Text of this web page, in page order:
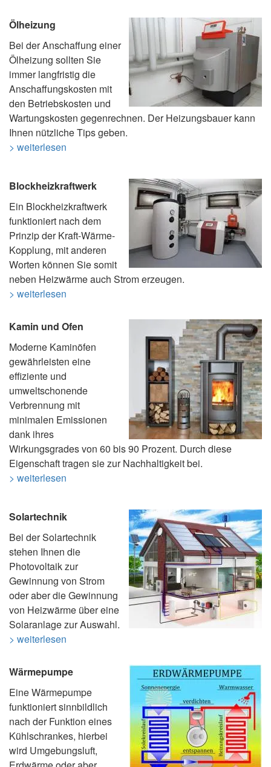
Ölheizung
Bei der Anschaffung einer
Ölheizung sollten Sie
immer langfristig die
Anschaffungskosten mit
den Betriebskosten und
Wartungskosten gegenrechnen. Der Heizungsbauer kann
Ihnen nützliche Tips geben.
> weiterlesen
Blockheizkraftwerk
Ein Blockheizkraftwerk
funktioniert nach dem
Prinzip der Kraft-Wärme-
Kopplung, mit anderen
Worten können Sie somit
neben Heizwärme auch Strom erzeugen.
> weiterlesen
Kamin und Ofen
Moderne Kaminöfen
gewährleisten eine
effiziente und
umweltschonende
Verbrennung mit
minimalen Emissionen
dank ihres
Wirkungsgrades von 60 bis 90 Prozent. Durch diese
Eigenschaft tragen sie zur Nachhaltigkeit bei.
> weiterlesen
Solartechnik
Bei der Solartechnik
stehen Ihnen die
Photovoltaik zur
Gewinnung von Strom
oder aber die Gewinnung
von Heizwärme über eine
Solaranlage zur Auswahl.
> weiterlesen
Wärmepumpe
Eine Wärmepumpe
funktioniert sinnbildlich
nach der Funktion eines
Kühlschrankes, hierbei
wird Umgebungsluft,